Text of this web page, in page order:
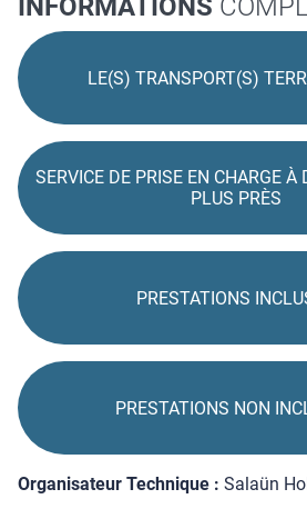
INFORMATIONS
LE(S) TRANSPORT(S)
SERVICE DE PRISE EN CHARGE À
PLUS PRÈS
PRESTATIONS
PRESTATIONS NON
Organisateur Technique : Salaün